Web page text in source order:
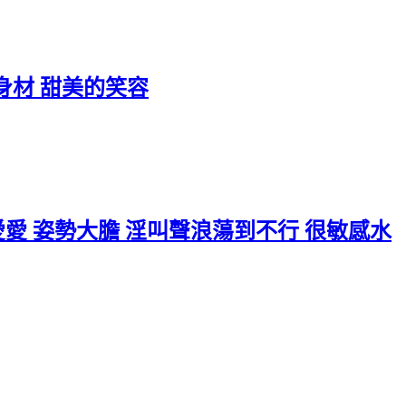
材 甜美的笑容
姿勢大膽 淫叫聲浪蕩到不行 很敏感水